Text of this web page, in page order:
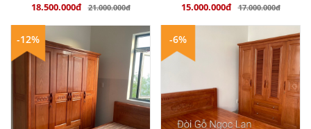
18.500.000đ 21.000.000đ 15.000.000đ 17.000.000đ
-12% -6%